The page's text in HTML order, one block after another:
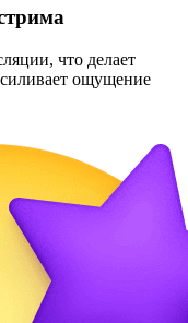
что делает
ощущение